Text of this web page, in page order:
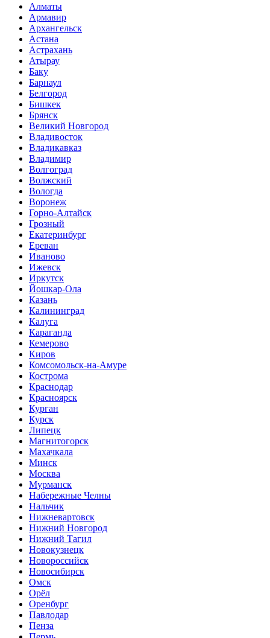
Алматы
Армавир
Архангельск
Астана
Астрахань
Атырау
Баку
Барнаул
Белгород
Бишкек
Брянск
Великий Новгород
Владивосток
Владикавказ
Владимир
Волгоград
Волжский
Вологда
Воронеж
Горно-Алтайск
Грозный
Екатеринбург
Ереван
Иваново
Ижевск
Иркутск
Йошкар-Ола
Казань
Калининград
Калуга
Караганда
Кемерово
Киров
Комсомольск-на-Амуре
Кострома
Краснодар
Красноярск
Курган
Курск
Липецк
Магнитогорск
Махачкала
Минск
Москва
Мурманск
Набережные Челны
Нальчик
Нижневартовск
Нижний Новгород
Нижний Тагил
Новокузнецк
Новороссийск
Новосибирск
Омск
Орёл
Оренбург
Павлодар
Пенза